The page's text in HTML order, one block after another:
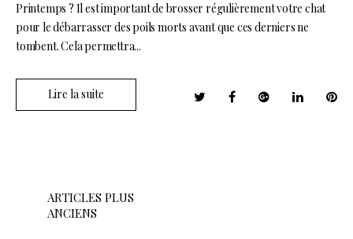
Printemps ? Il est important de brosser régulièrement votre chat
pour le débarrasser des poils morts avant que ces derniers ne
tombent. Cela permettra...
Lire la suite
ARTICLES PLUS
ANCIENS